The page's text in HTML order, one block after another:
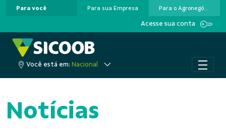
Pular para o Conteúdo principal
Para você Para sua Empresa Para o Agronegócio
Acesse sua conta
Você está em: Nacional
Notícias